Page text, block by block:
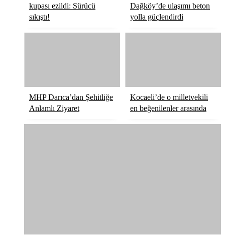
kupası ezildi: Sürücü
sıkıştı!
Dağköy’de ulaşımı beton
yolla güçlendirdi
MHP Darıca’dan Şehitliğe
Anlamlı Ziyaret
Kocaeli’de o milletvekili
en beğenilenler arasında